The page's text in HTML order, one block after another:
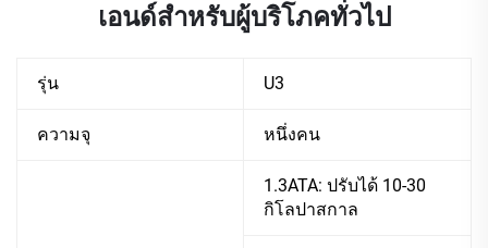
เอนด์สำหรับผู้บริโภคทั่วไป
รุ่น U3
ความจุ หนึ่งคน
1.3ATA: ปรับได้ 10-30
กิโลปาสกาล